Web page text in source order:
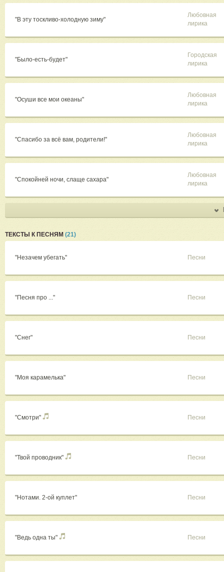
"В эту тоскливо-холодную зиму"
Любовная
лирика
"Было-есть-будет"
Городская
лирика
"Осуши все мои океаны"
Любовная
лирика
"Спасибо за всё вам, родители!"
Любовная
лирика
"Спокойней ночи, слаще сахара"
Любовная
лирика
ТЕКСТЫ К ПЕСНЯМ (21)
"Незачем убегать" Песни
"Песня про ..." Песни
"Снег" Песни
"Моя карамелька" Песни
"Смотри" Песни
"Твой проводник" Песни
"Нотами. 2-ой куплет" Песни
"Ведь одна ты" Песни